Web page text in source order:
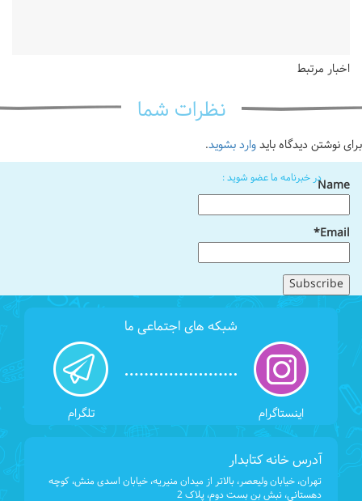
اخبار مرتبط
نظرات شما
برای نوشتن دیدگاه بایدوارد بشوید.
در خبرنامه ما عضو شوید :Name
Email*
شبکه های اجتماعی ما
اینستاگرام تلگرام
آدرس خانه کتابدار
تهران، خیابان ولیعصر، بالاتر از میدان منیریه، خیابان اسدی منش، کوچه
دهستانی، نبش بن بست دوم، پلاک 2